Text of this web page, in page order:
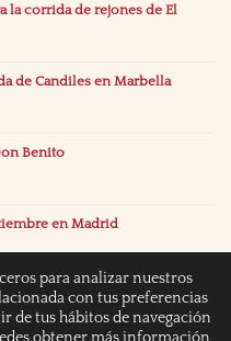
la corrida de rejones de El
de Candiles en Marbella
Benito
en Madrid
para analizar nuestros
con tus preferencias
de tus hábitos de navegación